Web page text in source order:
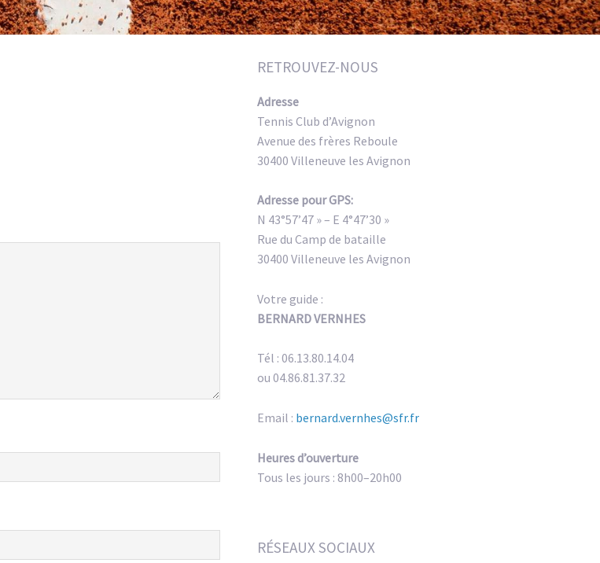
RETROUVEZ-NOUS
Adresse
Tennis Club d’Avignon
Avenue des frères Reboule
30400 Villeneuve les Avignon
Adresse pour GPS:
N 43°57’47 » – E 4°47’30 »
Rue du Camp de bataille
30400 Villeneuve les Avignon
Votre guide :
BERNARD VERNHES
Tél : 06.13.80.14.04
ou 04.86.81.37.32
Email : bernard.vernhes@sfr.fr
Heures d’ouverture
Tous les jours : 8h00–20h00
RÉSEAUX SOCIAUX